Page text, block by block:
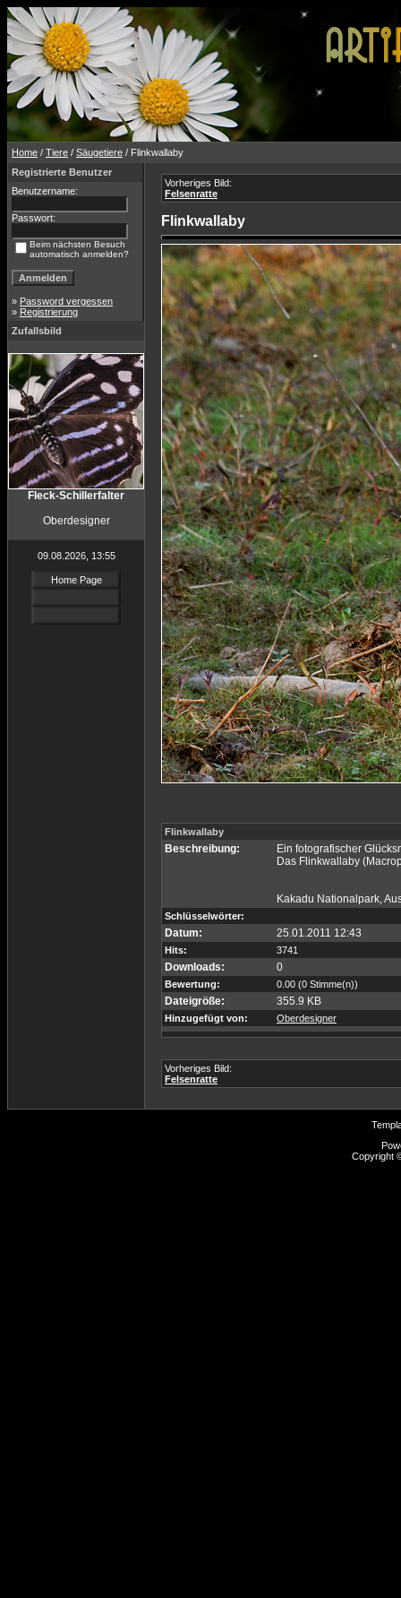
Home / Tiere / Säugetiere / Flinkwallaby
Registrierte Benutzer
Benutzername:
Passwort:
Beim nächsten Besuch
automatisch anmelden?
» Password vergessen
» Registrierung
Zufallsbild
Fleck-Schillerfalter
Oberdesigner
09.08.2026, 13:55
Home Page
Vorheriges Bild:
Felsenratte
Flinkwallaby
Flinkwallaby
Beschreibung:
Ein fotografischer
Das Flinkwallaby
Kakadu Nationalpark,
Schlüsselwörter:
Datum: 25.01.2011 12:43
Hits: 3741
Downloads: 0
Bewertung: 0.00 (0 Stimme(n))
Dateigröße: 355.9 KB
Hinzugefügt von: Oberdesigner
Vorheriges Bild:
Felsenratte
Copyright